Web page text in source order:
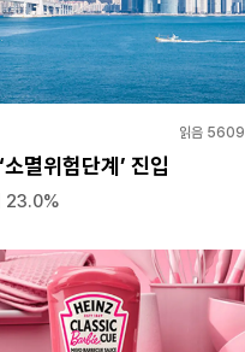
읽음 5609
멸위험단계’ 진입
23.0%